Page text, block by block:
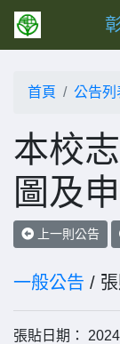
首頁 公告列
本校
圖及
上一則公告
一般公告 /
張貼日期：